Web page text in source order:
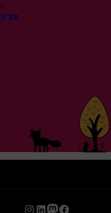
28
Instagram LinkedIn Mastodon Facebook